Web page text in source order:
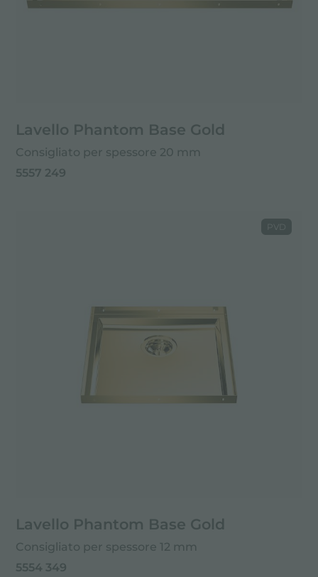
Lavello Phantom Base Gold
Consigliato per spessore 20 mm
5557 249
Lavello Phantom Base Gold
Consigliato per spessore 12 mm
5554 349
PVD